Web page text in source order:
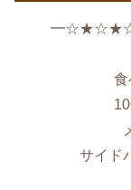
食
サイド